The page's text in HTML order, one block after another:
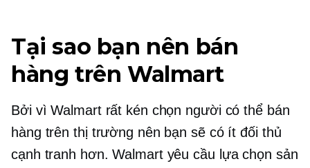
Tại sao bạn nên bán
hàng trên Walmart
Bởi vì Walmart rất kén chọn người có thể bán
hàng trên thị trường nên bạn sẽ có ít đối thủ
cạnh tranh hơn. Walmart yêu cầu lựa chọn sản